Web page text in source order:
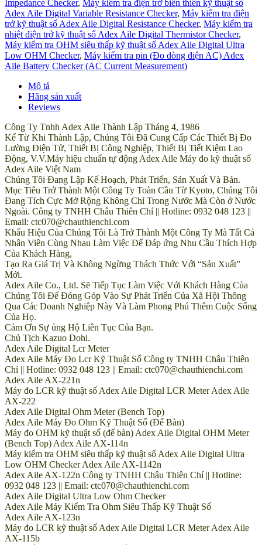
Impedance Checker, Máy kiểm tra điện trở biến thiên kỹ thuật số
Adex Aile Digital Variable Resistance Checker, Máy kiểm tra điện
trở kỹ thuật số Adex Aile Digital Resistance Checker, Máy kiểm tra
nhiệt điện trở kỹ thuật số Adex Aile Digital Thermistor Checker,
Máy kiểm tra OHM siêu thấp kỹ thuật số Adex Aile Digital Ultra
Low OHM Checker, Máy kiểm tra pin (Đo dòng điện AC) Adex
Aile Battery Checker (AC Current Measurement)
Mô tả
Hãng sản xuất
Reviews
Công Ty Tnhh Adex Aile Thành Lập Tháng 4, 1986
Kể Từ Khi Thành Lập, Chúng Tôi Đã Cung Cấp Các Thiết Bị Đo
Lường Điện Tử, Thiết Bị Công Nghiệp, Thiết Bị Tiết Kiệm Lao
Động, V.V.Máy hiệu chuẩn tự động Adex Aile Máy đo kỹ thuật số
Adex Aile Việt Nam
Chúng Tôi Đang Lập Kế Hoạch, Phát Triển, Sản Xuất Và Bán.
Mục Tiêu Trở Thành Một Công Ty Toàn Cầu Từ Kyoto, Chúng Tôi
Đang Tích Cực Mở Rộng Không Chỉ Trong Nước Mà Còn ở Nước
Ngoài. Công ty TNHH Châu Thiên Chí || Hotline: 0932 048 123 ||
Email: ctc070@chauthienchi.com
Khẩu Hiệu Của Chúng Tôi Là Trở Thành Một Công Ty Mà Tất Cả
Nhân Viên Cùng Nhau Làm Việc Để Đáp ứng Nhu Cầu Thích Hợp
Của Khách Hàng,
Tạo Ra Giá Trị Và Không Ngừng Thách Thức Với “Sản Xuất”
Mới.
Adex Aile Co., Ltd. Sẽ Tiếp Tục Làm Việc Với Khách Hàng Của
Chúng Tôi Để Đóng Góp Vào Sự Phát Triển Của Xã Hội Thông
Qua Các Doanh Nghiệp Này Và Làm Phong Phú Thêm Cuộc Sống
Của Họ.
Cảm Ơn Sự ủng Hộ Liên Tục Của Bạn.
Chủ Tịch Kazuo Dohi.
Adex Aile Digital Lcr Meter
Adex Aile Máy Đo Lcr Kỹ Thuật Số Công ty TNHH Châu Thiên
Chí || Hotline: 0932 048 123 || Email: ctc070@chauthienchi.com
Adex Aile AX-221n
Máy đo LCR kỹ thuật số Adex Aile Digital LCR Meter Adex Aile
AX-222
Adex Aile Digital Ohm Meter (Bench Top)
Adex Aile Máy Đo Ohm Kỹ Thuật Số (Để Bàn)
Máy đo OHM kỹ thuật số (để bàn) Adex Aile Digital OHM Meter
(Bench Top) Adex Aile AX-114n
Máy kiểm tra OHM siêu thấp kỹ thuật số Adex Aile Digital Ultra
Low OHM Checker Adex Aile AX-1142n
Adex Aile AX-122n Công ty TNHH Châu Thiên Chí || Hotline:
0932 048 123 || Email: ctc070@chauthienchi.com
Adex Aile Digital Ultra Low Ohm Checker
Adex Aile Máy Kiểm Tra Ohm Siêu Thấp Kỹ Thuật Số
Adex Aile AX-123n
Máy đo LCR kỹ thuật số Adex Aile Digital LCR Meter Adex Aile
AX-115b